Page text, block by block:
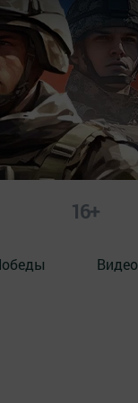
16+
Видео